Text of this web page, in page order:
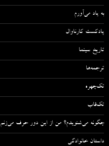
به یاد می‌آورم
پادکست کارناوال
تاریخ سینما
ترجمه‌ها
تک‌چهره
تک‌قاب
چگونه می‌شنویدم؟ من از این دور حرف می‌زنم
داستان خانوادگی